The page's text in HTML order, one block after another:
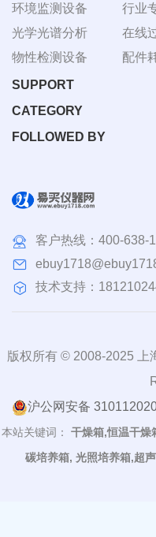
环境监测设备
光学光谱分析
物性检测设备
行业
在线
配件
SUPPORT
CATEGORY
FOLLOWED BY
客户热线： 400-638-
技术支持：
版权所有 © 2008-2025 上
沪公网安备
本站关键词：
干燥箱,恒温干燥
碳培养箱, 光照培养箱,超